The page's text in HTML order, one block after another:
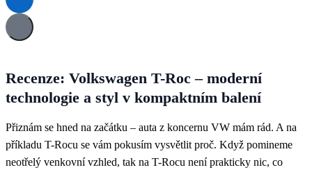
Recenze: Volkswagen T-Roc – moderní
technologie a styl v kompaktním balení
Přiznám se hned na začátku – auta z koncernu VW mám rád. A na
příkladu T-Rocu se vám pokusím vysvětlit proč. Když pomineme
neotřelý venkovní vzhled, tak na T-Rocu není prakticky nic, co